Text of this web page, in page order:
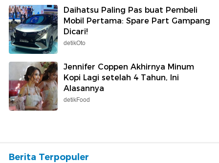
Daihatsu Paling Pas buat Pembeli
Mobil Pertama: Spare Part Gampang
Dicari!
detikOto
Jennifer Coppen Akhirnya Minum
Kopi Lagi setelah 4 Tahun, Ini
Alasannya
detikFood
Berita Terpopuler